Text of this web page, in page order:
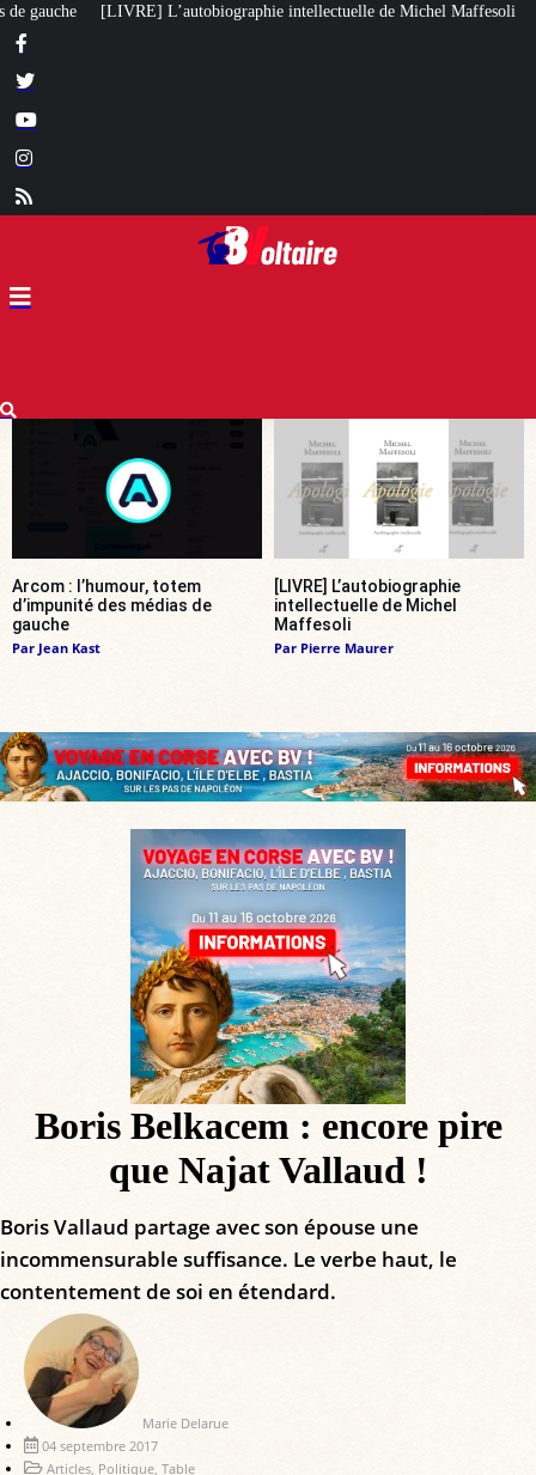
intellectuelle de Michel Maffesoli Pour regagner son influence en
Arcom : l’humour, totem
d’impunité des médias de
gauche
Par Jean Kast
[LIVRE] L’autobiographie
intellectuelle de Michel
Maffesoli
Par Pierre Maurer
Boris Belkacem : encore pire
que Najat Vallaud !
Boris Vallaud partage avec son épouse une
incommensurable suffisance. Le verbe haut, le
contentement de soi en étendard.
Marie Delarue
04 septembre 2017
Articles Politique Table